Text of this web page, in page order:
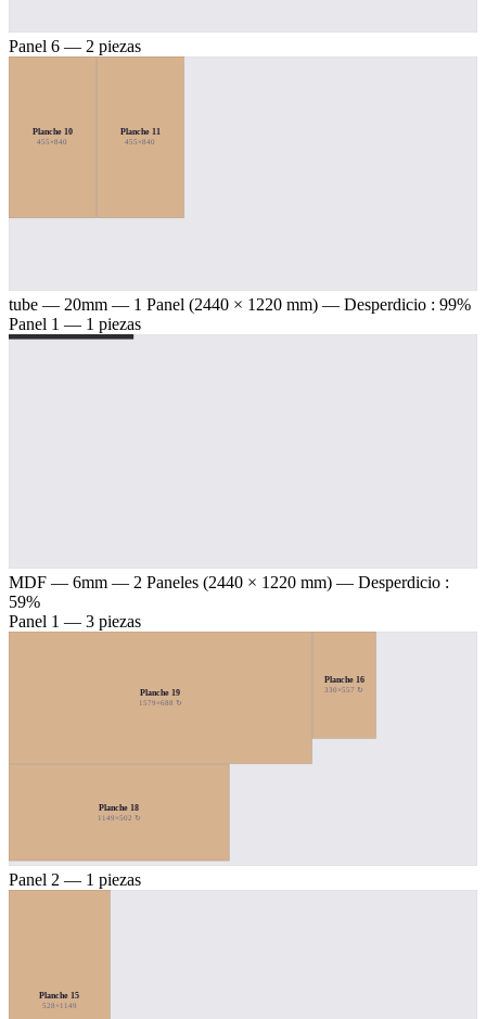
Panel 6 — 2 piezas
Planche 10
455×840
Planche 11
455×840
tube — 20mm — 1 Panel (2440 × 1220 mm) — Desperdicio : 99%
Panel 1 — 1 piezas
MDF — 6mm — 2 Paneles (2440 × 1220 mm) — Desperdicio :
59%
Panel 1 — 3 piezas
Planche 19
1579×688 ↻
Planche 18
1149×502 ↻
Planche 16
330×557 ↻
Panel 2 — 1 piezas
Planche 15
528×1149